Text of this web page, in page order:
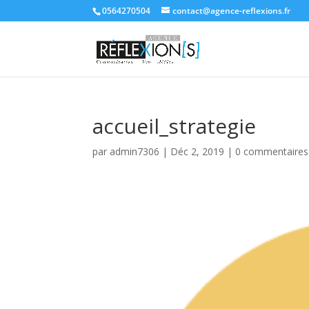
0564270504 contact@agence-reflexions.fr
accueil_strategie
par admin7306 | Déc 2, 2019 | 0 commentaires